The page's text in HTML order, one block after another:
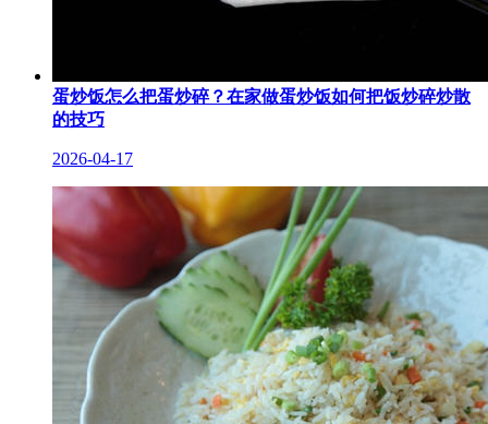
蛋炒饭怎么把蛋炒碎？在家做蛋炒饭如何把饭炒碎炒散
的技巧
2026-04-17